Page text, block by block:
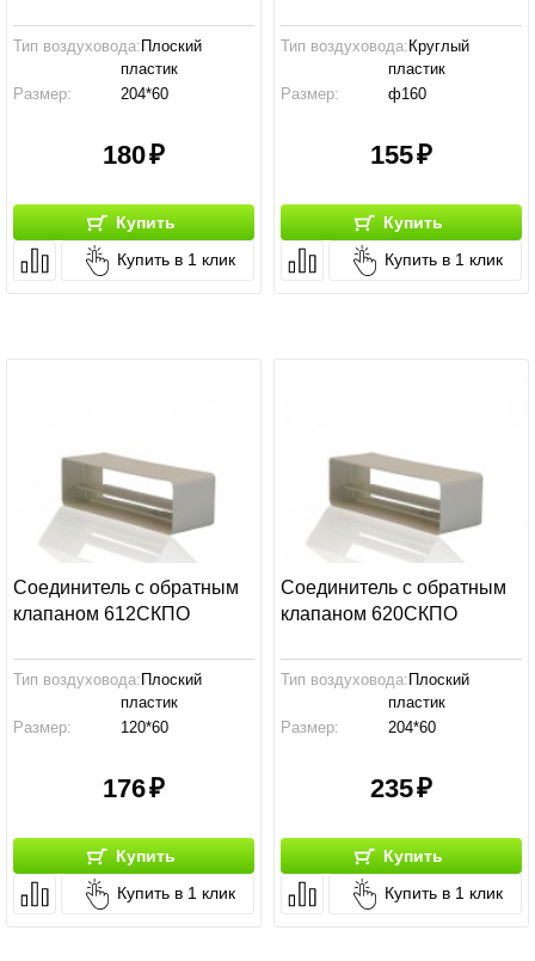
Тип воздуховода: Плоский
пластик
Размер:
204*60
180
Купить
Купить в 1 клик
Тип воздуховода: Круглый
пластик
Размер:
ф160
155
Купить
Купить в 1 клик
Соединитель с обратным
клапаном 612СКПО
Тип воздуховода: Плоский
пластик
Размер:
120*60
176
Купить
Купить в 1 клик
Соединитель с обратным
клапаном 620СКПО
Тип воздуховода: Плоский
пластик
Размер:
204*60
235
Купить
Купить в 1 клик